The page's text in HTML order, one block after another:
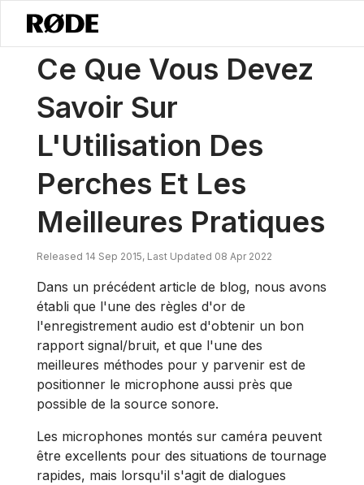
Nouvelles / Ce Que Vous Devez Savoir Sur L'Utilisation Des
Ce Que Vous Devez
Savoir Sur
L'Utilisation Des
Perches Et Les
Meilleures Pratiques
Released 14 Sep 2015, Last Updated 08 Apr 2022
Dans un précédent article de blog, nous avons
établi que l'une des règles d'or de
l'enregistrement audio est d'obtenir un bon
rapport signal/bruit, et que l'une des
meilleures méthodes pour y parvenir est de
positionner le microphone aussi près que
possible de la source sonore.
Les microphones montés sur caméra peuvent
être excellents pour des situations de tournage
rapides, mais lorsqu'il s'agit de dialogues